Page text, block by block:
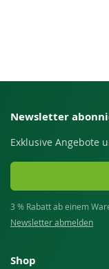
Newsletter
Exklusive Angebote
3 % Rabatt ab einem
Newsletter abmelden
Shop